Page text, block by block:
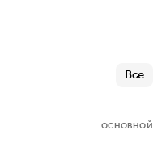
Все
ОСНОВНОЙ